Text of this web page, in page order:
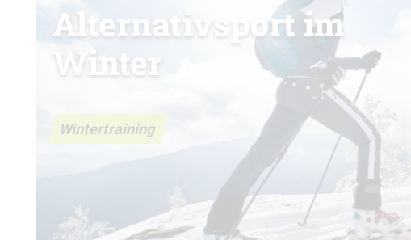
Wintertraining
Alternativsport im
Winter